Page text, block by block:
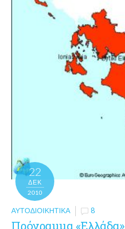
22
ΔΕΚ
2010
ΑΥΤΟΔΙΟΙΚΗΤΙΚΆ 8
Πρόγραμμα «Ελλάδα»